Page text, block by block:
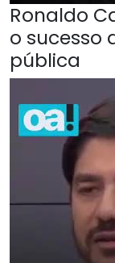
Ronaldo
o sucesso
pública